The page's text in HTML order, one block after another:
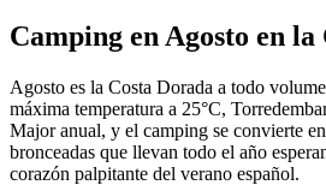
Camping en Agosto en la
Agosto es la Costa Dorada a todo
máxima temperatura a 25°C,
Major anual, y el camping se convierte
bronceadas que llevan todo el año
corazón palpitante del verano español.